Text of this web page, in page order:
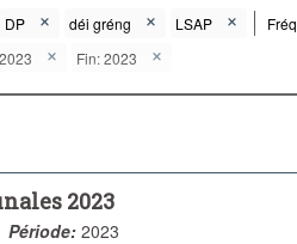
DP déi gréng LSAP
Fin: 2023
2023
Période: 2023